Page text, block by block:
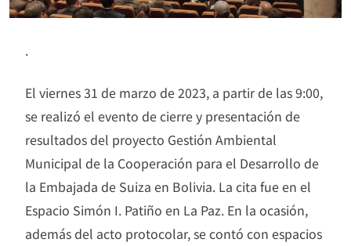
.
El viernes 31 de marzo de 2023, a partir de las 9:00,
se realizó el evento de cierre y presentación de
resultados del proyecto Gestión Ambiental
Municipal de la Cooperación para el Desarrollo de
la Embajada de Suiza en Bolivia. La cita fue en el
Espacio Simón I. Patiño en La Paz. En la ocasión,
además del acto protocolar, se contó con espacios